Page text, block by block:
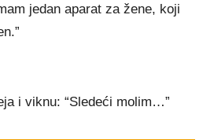
jedan aparat za žene, koji
i viknu: “Sledeći molim…”